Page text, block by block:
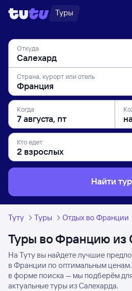
Туры
Откуда
Страна, курорт или отель
Когда
Кто едет
Найти
Туту Туры Отдых во Франции
Туры во Францию из
На Туту вы найдете лучшие
в Франции по оптимальным
в форме поиска — мы подберём
актуальные туры из Салехарда.